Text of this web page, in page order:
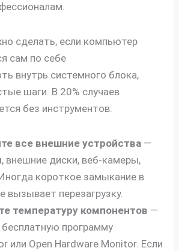
сделать, если компьютер
сам по себе
внутрь системного блока,
шаги. В 20% случаев
без инструментов:
все внешние устройства —
внешние диски, веб-камеры,
короткое замыкание в
вызывает перезагрузку.
температуру компонентов —
бесплатную программу
или Open Hardware Monitor. Если